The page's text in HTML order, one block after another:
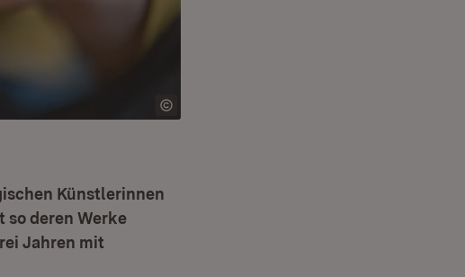
Künstlerinnen
deren Werke
Jahren mit